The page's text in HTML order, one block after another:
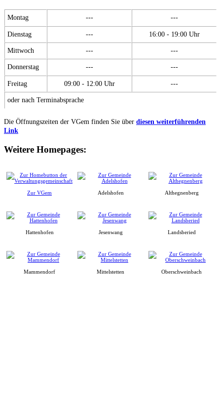
Montag --- ---
Dienstag --- 16:00 - 19:00 Uhr
Mittwoch --- ---
Donnerstag --- ---
Freitag 09:00 - 12:00 Uhr ---
oder nach Terminabsprache
Die Öffnungszeiten der VGem finden Sie über diesen weiterführenden
Link
Weitere Homepages:
Zur VGem Adelshofen Althegnenberg
Hattenhofen Jesenwang Landsberied
Mammendorf Mittelstetten Oberschweinbach